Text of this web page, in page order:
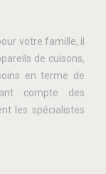
votre famille, il
de cuisons,
en terme de
compte des
les spécialistes